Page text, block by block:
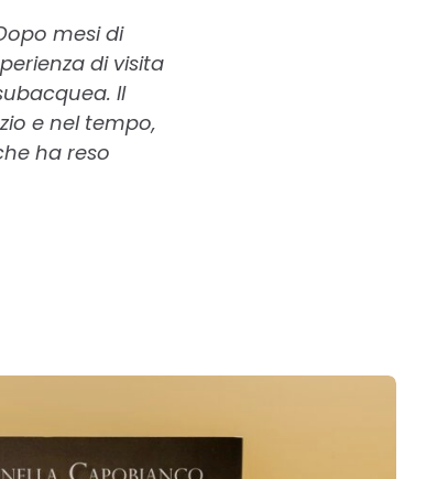
mesi di
di visita
Il
e nel tempo,
ha reso